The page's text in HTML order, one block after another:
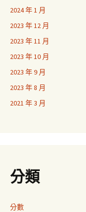
2024 年 1 月
2023 年 12 月
2023 年 11 月
2023 年 10 月
2023 年 9 月
2023 年 8 月
2021 年 3 月
分類
分數